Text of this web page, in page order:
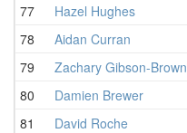
77
Hazel Hughes
78
Aidan Curran
79
Zachary Gibson-Brown
80
Damien Brewer
81
David Roche